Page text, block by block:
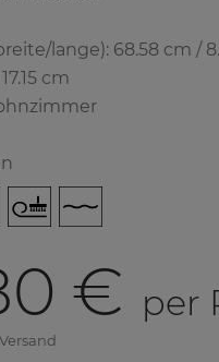
lange): 68.58 cm /
cm
€ per